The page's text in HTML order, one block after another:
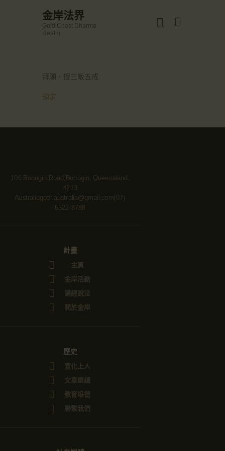
金岸法界
Gold Coast Dharma
Realm
主頁
金岸活動|EVENTS
關於金岸
教育培德
聯繫我們
登录|LOGIN
拜願，授三皈五戒
預定
106 Bonogin Road,Bonogin, Queensland,
4213
Australiagcdr.australia@gmail.com(07)
5522-8788
計畫
主頁
金岸活動
講經說法
關於金岸
歷史
宣化上人
文章匯總
教育培德
聯繫我們
☀️法宴：華嚴經入法界品第三十九 ☀️
🙏講者：上恆下實法師 (Rev. Heng Sure)
09:30 - 11:00pm Every Sat
https://drba-org.zoom.us/j/84914586289
一、請以【全名+所在地】方式加入會議。